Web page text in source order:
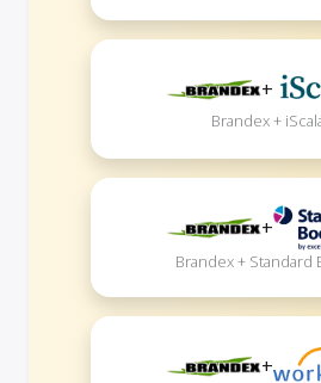
+
Brandex +
+
Brandex + Standard
+